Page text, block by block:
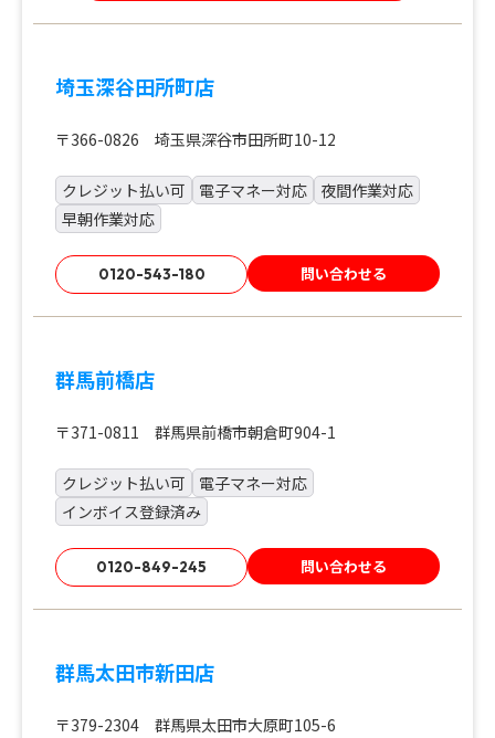
埼玉深谷田所町店
〒366-0826 埼玉県深谷市田所町10-12
クレジット払い可 電子マネー対応
夜間作業対応
早朝作業対応
0120-543-180 問い合わせる
群馬前橋店
〒371-0811 群馬県前橋市朝倉町904-1
クレジット払い可
電子マネー対応
インボイス登録済み
0120-849-245 問い合わせる
群馬太田市新田店
〒379-2304 群馬県太田市大原町105-6